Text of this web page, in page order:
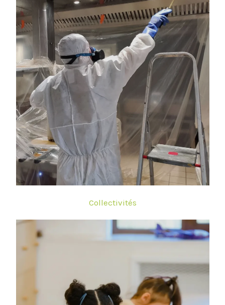
Collectivités